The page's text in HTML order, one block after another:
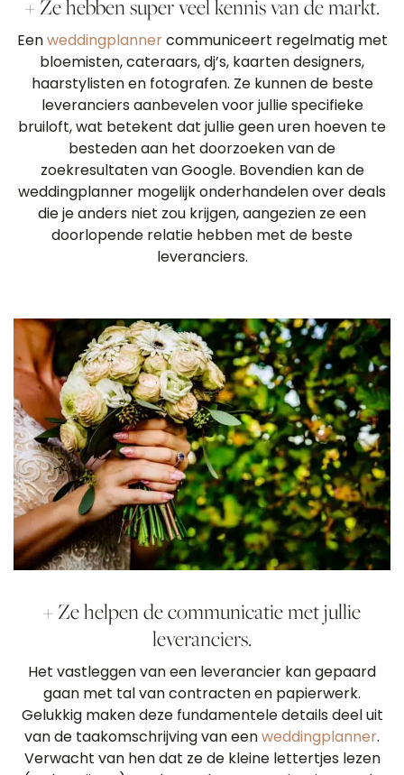
+ Ze hebben super veel kennis van de markt.
Eenweddingplannercommuniceert regelmatig met
bloemisten, cateraars, dj’s, kaarten designers,
haarstylisten en fotografen. Ze kunnen de beste
leveranciers aanbevelen voor jullie specifieke
bruiloft, wat betekent dat jullie geen uren hoeven te
besteden aan het doorzoeken van de
zoekresultaten van Google. Bovendien kan de
weddingplanner mogelijk onderhandelen over deals
die je anders niet zou krijgen, aangezien ze een
doorlopende relatie hebben met de beste
leveranciers.
+ Ze helpen de communicatie met jullie
leveranciers.
Het vastleggen van een leverancier kan gepaard
gaan met tal van contracten en papierwerk.
Gelukkig maken deze fundamentele details deel uit
van de taakomschrijving van eenweddingplanner.
Verwacht van hen dat ze de kleine lettertjes lezen